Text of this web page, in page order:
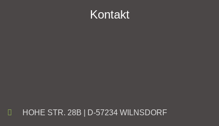
Kontakt
HOHE STR. 28B | D-57234 WILNSDORF